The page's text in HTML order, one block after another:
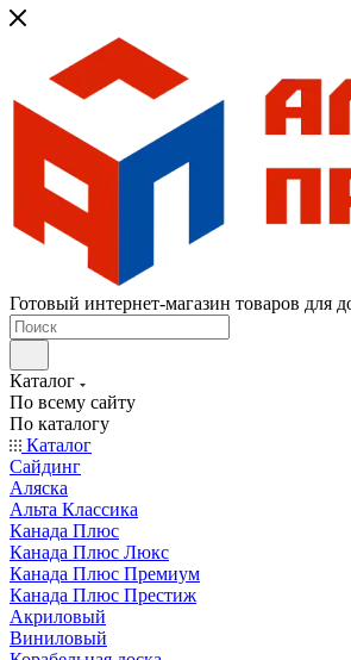
Готовый интернет-магазин товаров для
Каталог
По всему сайту
По каталогу
Каталог
Сайдинг
Аляска
Альта Классика
Канада Плюс
Канада Плюс Люкс
Канада Плюс Премиум
Канада Плюс Престиж
Акриловый
Виниловый